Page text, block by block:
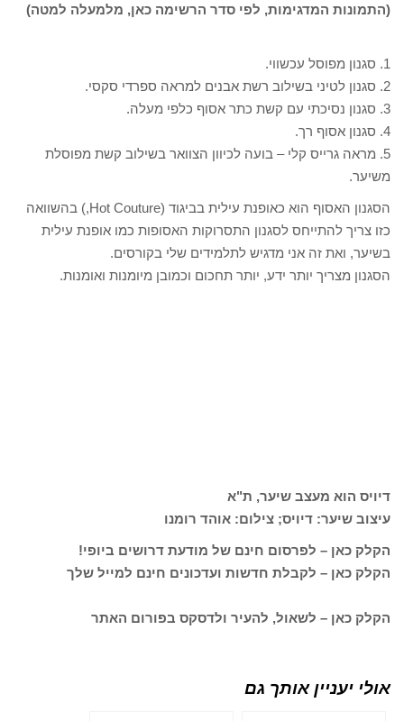
(התמונות המדגימות, לפי סדר הרשימה כאן, מלמעלה למטה)
1. סגנון מפוסל עכשווי.
2. סגנון לטיני בשילוב רשת אבנים למראה ספרדי סקסי.
3. סגנון נסיכתי עם קשת כתר אסוף כלפי מעלה.
4. סגנון אסוף רך.
5. מראה גרייס קלי – בועה לכיוון הצוואר בשילוב קשת מפוסלת
משיער.
הסגנון האסוף הוא כאופנת עילית בביגוד (Hot Couture,) בהשוואה
כזו צריך להתייחס לסגנון התסרוקות האסופות כמו אופנת עילית
בשיער, ואת זה אני מדגיש לתלמידים שלי בקורסים.
הסגנון מצריך יותר ידע, יותר תחכום וכמובן מיומנות ואומנות.
דיויס הוא מעצב שיער, ת"א
עיצוב שיער: דיויס; צילום: אוהד רומנו
הקלק כאן – לפרסום חינם של מודעת דרושים ביופי!
הקלק כאן – לקבלת חדשות ועדכונים חינם למייל שלך
הקלק כאן – לשאול, להעיר ולדסקס בפורום האתר
אולי יעניין אותך גם